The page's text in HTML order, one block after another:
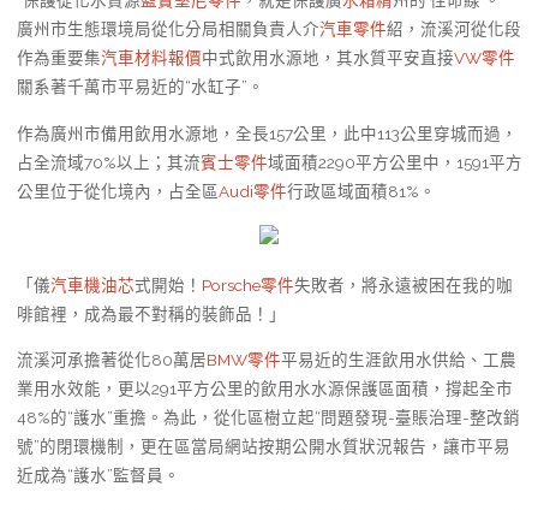
廣州市生態環境局從化分局相關負責人介汽車零件紹，流溪河從化段
作為重要集汽車材料報價中式飲用水源地，其水質平安直接VW零件
關系著千萬市平易近的“水缸子”。
作為廣州市備用飲用水源地，全長157公里，此中113公里穿城而過，
占全流域70%以上；其流賓士零件域面積2290平方公里中，1591平方
公里位于從化境內，占全區Audi零件行政區域面積81%。
「儀汽車機油芯式開始！ Porsche零件失敗者，將永遠被困在我的咖
啡館裡，成為最不對稱的裝飾品！」
流溪河承擔著從化80萬居BMW零件平易近的生涯飲用水供給、工農
業用水效能，更以291平方公里的飲用水水源保護區面積，撐起全市
48%的“護水”重擔。為此，從化區樹立起“問題發現-臺賬治理-整改銷
號”的閉環機制，更在區當局網站按期公開水質狀況報告，讓市平易
近成為“護水”監督員。